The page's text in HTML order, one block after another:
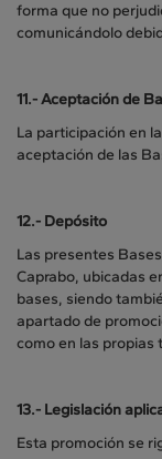
forma que no
comunicándolo
11.-Aceptación de
La participación en
aceptación de las
12.- Depósito
Las presentes
Caprabo, ubicadas
bases, siendo
apartado de
como en las propias
13.- Legislación
Esta promoción se